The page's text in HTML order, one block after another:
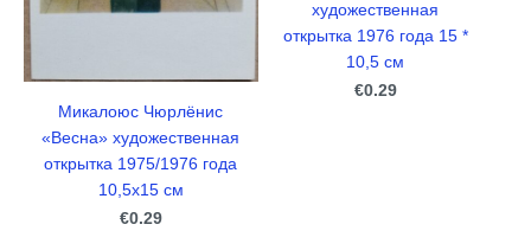
Микалоюс Чюрлёнис
«Весна» художественная
открытка 1975/1976 года
10,5x15 см
€0.29
художественная
открытка 1976 года 15 *
10,5 см
€0.29